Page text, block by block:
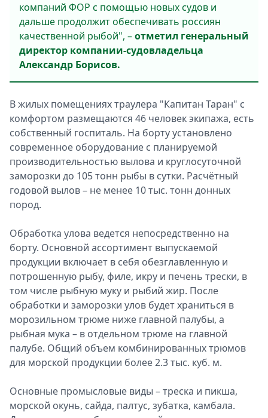
компаний ФОР с помощью новых судов и
дальше продолжит обеспечивать россиян
качественной рыбой", –отметил генеральный
директор компании-судовладельца
Александр Борисов.
В жилых помещениях траулера "Капитан Таран" с
комфортом размещаются 46 человек экипажа, есть
собственный госпиталь. На борту установлено
современное оборудование с планируемой
производительностью вылова и круглосуточной
заморозки до 105 тонн рыбы в сутки. Расчётный
годовой вылов – не менее 10 тыс. тонн донных
пород.
Обработка улова ведется непосредственно на
борту. Основной ассортимент выпускаемой
продукции включает в себя обезглавленную и
потрошенную рыбу, филе, икру и печень трески, в
том числе рыбную муку и рыбий жир. После
обработки и заморозки улов будет храниться в
морозильном трюме ниже главной палубы, а
рыбная мука – в отдельном трюме на главной
палубе. Общий объем комбинированных трюмов
для морской продукции более 2.3 тыс. куб. м.
Основные промысловые виды – треска и пикша,
морской окунь, сайда, палтус, зубатка, камбала.